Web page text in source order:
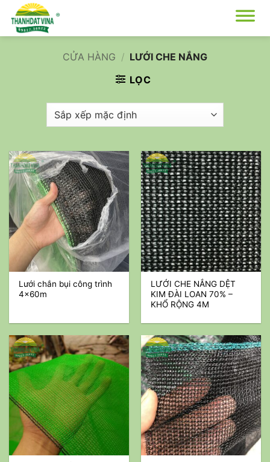
qua
nội
CỬA HÀNG / LƯỚI CHE NẮNG
LỌC
Lưới chắn bụi công trình
4x60m
LƯỚI CHE NẮNG DỆT
KIM ĐÀI LOAN 70% –
KHỔ RỘNG 4M